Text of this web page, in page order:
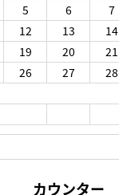
5 6 7
12 13 14
19 20 21
26 27 28